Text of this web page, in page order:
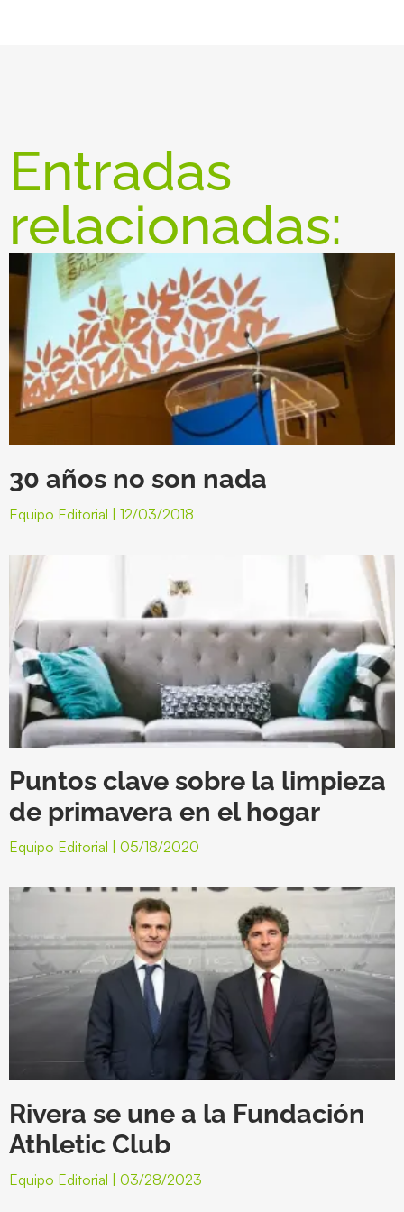
Entradas
relacionadas:
30 años no son nada
Equipo Editorial 12/03/2018
Puntos clave sobre la limpieza
de primavera en el hogar
Equipo Editorial 05/18/2020
Rivera se une a la Fundación
Athletic Club
Equipo Editorial 03/28/2023